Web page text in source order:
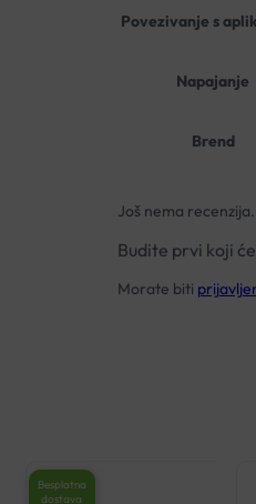
Povezivanje s
Napajanje
Brend
Još nema recenzija.
Budite prvi koji
Morate biti
Besplatna
dostava